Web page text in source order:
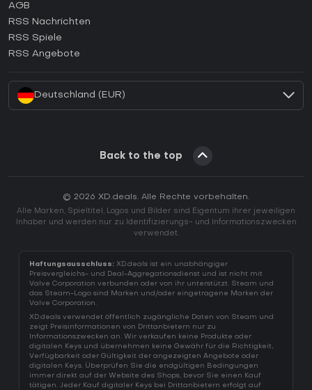
Wie aktiviert man einen GOG CD Key?
Wie aktiviert man einen Ubisoft Connect CD Key?
Wie aktiviert man einen EA App CD Key?
AGB
RSS Nachrichten
RSS Spiele
RSS Angebote
Deutschland (EUR)
Back to the top
© 2026 XD.deals. Alle Rechte vorbehalten.
Alle Marken, Spieltitel, Logos und Bilder sind Eigentum ihrer jeweiligen
Inhaber und werden nur zu Identifizierungs- und Informationszwecken
verwendet.
Haftungsausschluss: XD.deals ist ein unabhängiger
Preisvergleichs- und Deal-Aggregationsdienst und ist nicht mit
Valve Corporation verbunden oder von ihr unterstützt. Steam und
das Steam-Logo sind Marken und/oder eingetragene Marken der
Valve Corporation.
XD.deals verwendet öffentlich zugängliche Daten von Steam und
zeigt Preisinformationen von Drittanbietern nur zu
Informationszwecken an. Wir verkaufen keine Produkte oder
digitalen Keys und übernehmen keine Gewähr für die Richtigkeit,
Verfügbarkeit oder Gültigkeit der angezeigten Angebote oder
digitalen Keys. Überprüfen Sie die endgültigen Bedingungen
immer direkt auf der Website des Shops, bevor Sie einen Kauf
tätigen. Jeder Kauf digitaler Keys bei Drittanbietern erfolgt auf